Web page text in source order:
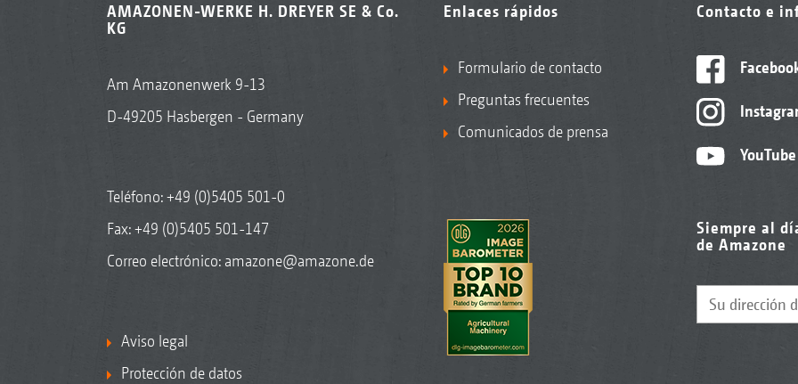
AMAZONEN-WERKE H. DREYER SE & Co.
KG
Am Amazonenwerk 9-13
D-49205 Hasbergen - Germany
Teléfono:+49 (0)5405 501-0
Fax: +49 (0)5405 501-147
Correo electrónico: amazone@amazone.de
Aviso legal
Protección de datos
Enlaces rápidos
Formulario de contacto
Preguntas frecuentes
Comunicados de prensa
Contacto e
YouTube
Siempre al
de Amazone